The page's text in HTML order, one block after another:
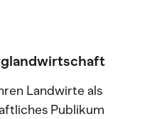
Landwirte als
Publikum